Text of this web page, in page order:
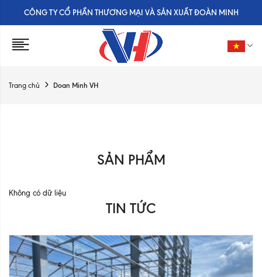
CÔNG TY CỔ PHẦN THƯƠNG MẠI VÀ SẢN XUẤT ĐOÀN MINH
Trang chủ Doan Minh VH
SẢN PHẨM
Không có dữ liệu
TIN TỨC